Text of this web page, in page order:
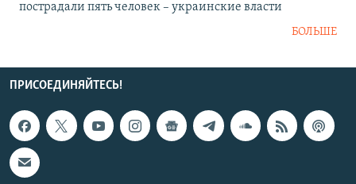
пострадали пять человек – украинские власти
БОЛЬШЕ
ПРИСОЕДИНЯЙТЕСЬ!